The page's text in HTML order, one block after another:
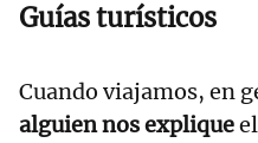
Guías turísticos
Cuando viajamos, en
alguien nos explique